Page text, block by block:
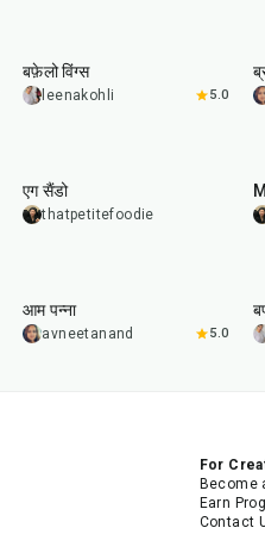
बफ़ेलो विंग्स
leenakohli 5.0
एग सैंडो
thatpetitefoodie
आम पन्ना
avneetanand 5.0
For
Become
Earn
Contact